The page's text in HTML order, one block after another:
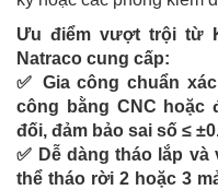
Ưu điểm vượt trội từ
Natraco cung cấp:
✅ Gia công chuẩn
công bằng CNC hoặc
đối, đảm bảo sai số ≤
✅ Dễ dàng tháo lắp
thể tháo rời 2 hoặc 3